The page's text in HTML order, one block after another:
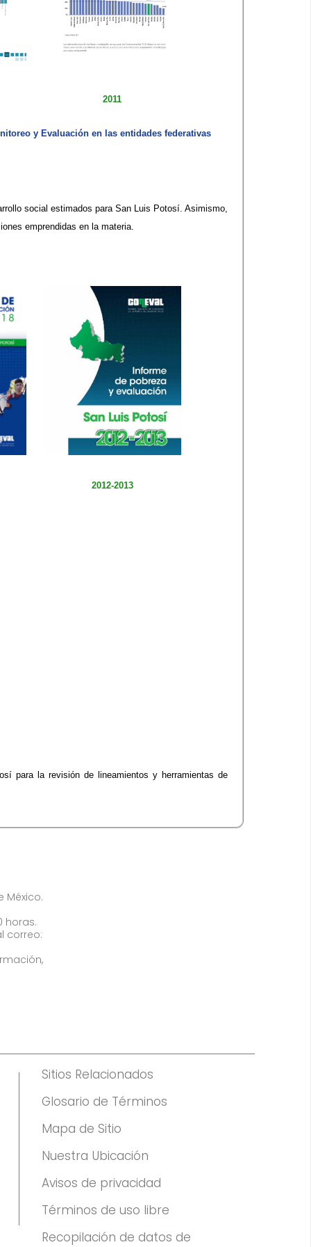
2011
y Evaluación ​en las ​entidades federativas​​
social estimados para San Luis Potosí. Asimismo,
emprendidas en la materia.​
2012-2013
para la revisión de lineamientos y herramientas de
México.
horas.
correo:
Sitios Relacionados
Glosario de Términos
Mapa de Sitio
Nuestra Ubicación
Avisos de privacidad
Términos de uso libre
Recopilación de datos de